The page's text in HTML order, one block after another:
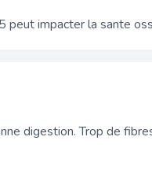
impacter la sante
digestion. Trop de